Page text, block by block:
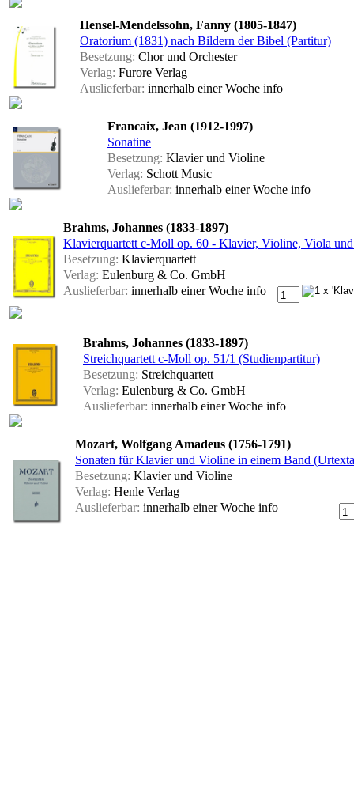
Hensel-Mendelssohn, Fanny (1805-1847)
Oratorium (1831) nach Bildern der Bibel (Partitur)
Besetzung: Chor und Orchester
Verlag: Furore Verlag
Auslieferbar: innerhalb einer Woche info
Francaix, Jean (1912-1997)
Sonatine
Besetzung: Klavier und Violine
Verlag: Schott Music
Auslieferbar: innerhalb einer Woche info
Brahms, Johannes (1833-1897)
Klavierquartett c-Moll op. 60 - Klavier, Violine, Viola
Besetzung: Klavierquartett
Verlag: Eulenburg & Co. GmbH
Auslieferbar: innerhalb einer Woche info
Brahms, Johannes (1833-1897)
Streichquartett c-Moll op. 51/1 (Studienpartitur)
Besetzung: Streichquartett
Verlag: Eulenburg & Co. GmbH
Auslieferbar: innerhalb einer Woche info
Mozart, Wolfgang Amadeus (1756-1791)
Sonaten für Klavier und Violine in einem Band
Besetzung: Klavier und Violine
Verlag: Henle Verlag
Auslieferbar: innerhalb einer Woche info